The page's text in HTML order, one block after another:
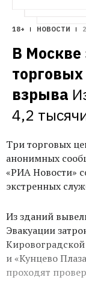
18+ НОВОСТИ
В Москве
взрыва
4,2
Три торговых
анонимных
«РИА Новости»
экстренных
Из зданий
Эвакуации
Кировоградской
и «Кунцево
проходят